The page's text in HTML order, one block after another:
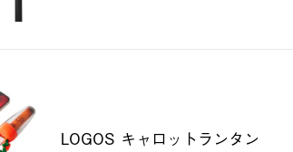
LOGOS キャロットランタン